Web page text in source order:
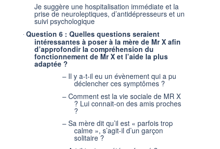
Je suggère une hospitalisation immédiate et la
prise de neuroleptiques, d’antidépresseurs et un
suivi psychologique
· Question 6 : Quelles questions seraient
intéressantes à poser à la mère de Mr X afin
d’approfondir la compréhension du
fonctionnement de Mr X et l’aide la plus
adaptée ?
– Il y a-t-il eu un évènement qui a pu
déclencher ces symptômes ?
– Comment est la vie sociale de MR X
? Lui connait-on des amis proches
?
– Sa mère dit qu’il est « parfois trop
calme », s’agit-il d’un garçon
solitaire ?